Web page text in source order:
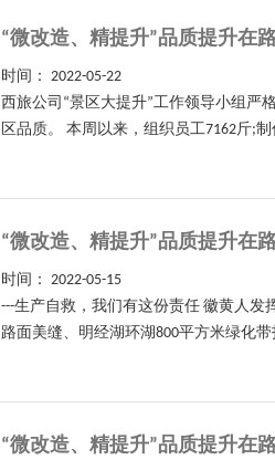
“微改造、精提升”品质提升在
时间： 2022-05-22
西旅公司“景区大提升”工作领导小组严
区品质。 本周以来，组织员工7162斤;
“微改造、精提升”品质提升在
时间： 2022-05-15
---生产自救，我们有这份责任 徽黄人
路面美缝、明经湖环湖800平方米绿化
“微改造、精提升”品质提升在